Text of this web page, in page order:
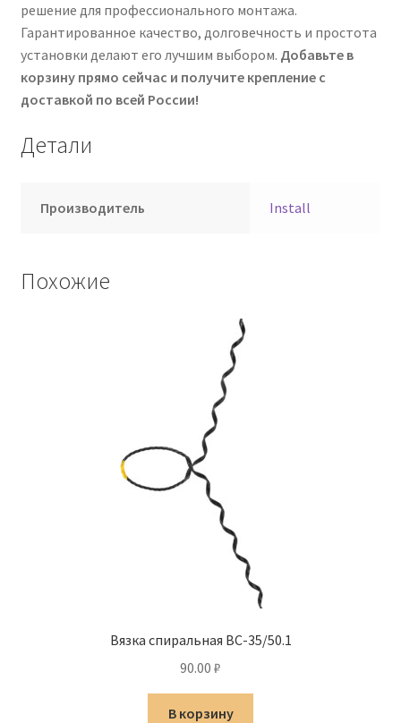
решение для профессионального монтажа.
Гарантированное качество, долговечность и простота
установки делают его лучшим выбором. Добавьте в
корзину прямо сейчас и получите крепление с
доставкой по всей России!
Детали
Производитель Install
Похожие
Вязка спиральная ВС-35/50.1
90.00 ₽
В корзину